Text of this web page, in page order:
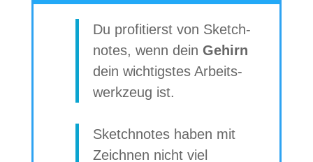
Du pro­fi­tierst von Sketch­
no­tes, wenn dein Gehirn
dein wich­tigs­tes Arbeits­
werk­zeug ist.
Sketch­no­tes haben mit
Zeich­nen nicht viel